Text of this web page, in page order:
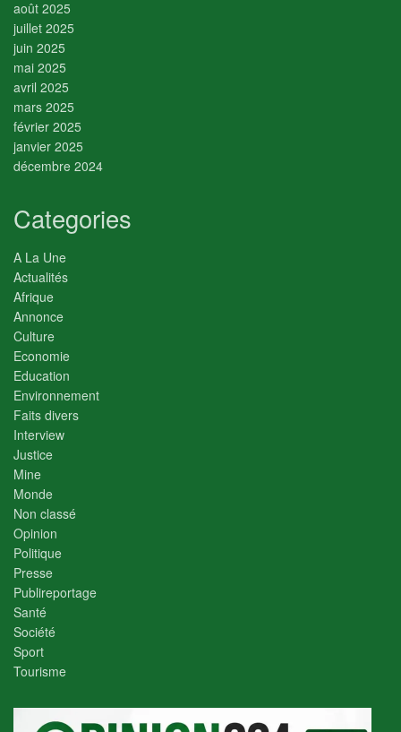
août 2025
juillet 2025
juin 2025
mai 2025
avril 2025
mars 2025
février 2025
janvier 2025
décembre 2024
Categories
A La Une
Actualités
Afrique
Annonce
Culture
Economie
Education
Environnement
Faits divers
Interview
Justice
Mine
Monde
Non classé
Opinion
Politique
Presse
Publireportage
Santé
Société
Sport
Tourisme